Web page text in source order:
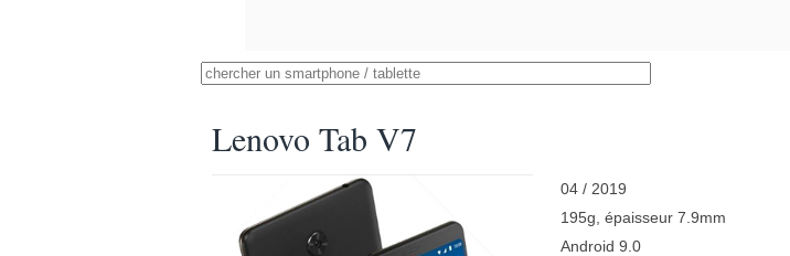
Lenovo Tab V7
04 / 2019
195g, épaisseur 7.9mm
Android 9.0